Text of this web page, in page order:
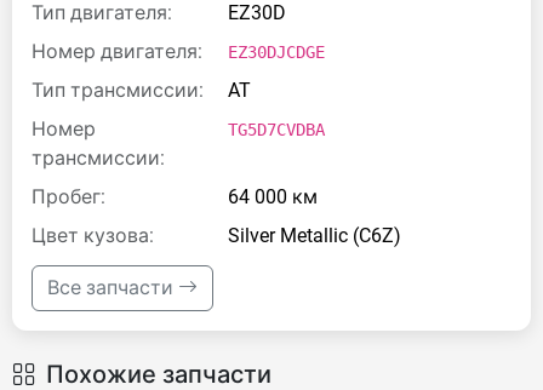
Тип двигателя:
EZ30D
Номер двигателя:
EZ30DJCDGE
Тип трансмиссии:
AT
Номер
трансмиссии:
TG5D7CVDBA
Пробег:
64 000 км
Цвет кузова:
Silver Metallic (C6Z)
Все запчасти
Похожие запчасти